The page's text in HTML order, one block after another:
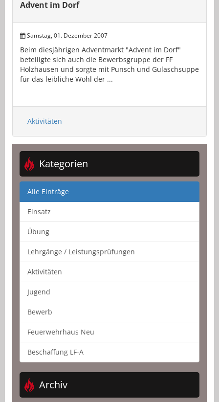
Advent im Dorf
Samstag, 01. Dezember 2007
Beim diesjährigen Adventmarkt "Advent im Dorf"
beteiligte sich auch die Bewerbsgruppe der FF
Holzhausen und sorgte mit Punsch und Gulaschsuppe
für das leibliche Wohl der ...
Aktivitäten
Kategorien
Alle Einträge
Einsatz
Übung
Lehrgänge / Leistungsprüfungen
Aktivitäten
Jugend
Bewerb
Feuerwehrhaus Neu
Beschaffung LF-A
Archiv